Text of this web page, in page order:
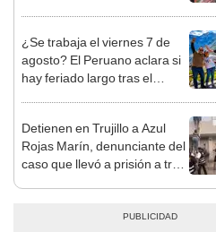
¿Se trabaja el viernes 7 de
agosto? El Peruano aclara si
hay feriado largo tras el
Detienen en Trujillo a Azul
Rojas Marín, denunciante del
caso que llevó a prisión a tres